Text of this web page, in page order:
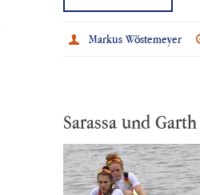
Markus Wöstemeyer
Sarassa und